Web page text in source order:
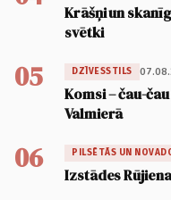
Krāšņi un
svētki
05 DZĪVESSTILS
Komsi – čau-
Valmierā
06 PILSĒTĀS UN
Izstādes